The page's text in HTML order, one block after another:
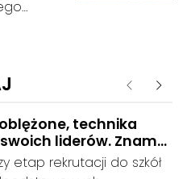
w
Poprzednie
technika
liderów. Znamy
wyniki rekrutacji do
powiecie
etap rekrutacji do szkół